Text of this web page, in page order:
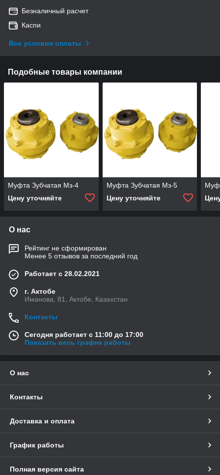
Безналичный расчет
Каспи
Все условия оплаты
Подобные товары компании
Муфта Зубчатая Мз-4
Цену уточняйте
Муфта Зубчатая Мз-5
Цену уточняйте
О нас
Рейтинг не сформирован
Менее 5 отзывов за последний год
Работает с 28.02.2021
г. Актобе
Иманова, 81, Актобе, Казахстан
Контакты
Сегодня работает с 11:00 до 17:00
Показать весь график работы
О нас
Контакты
Доставка и оплата
График работы
Полная версия сайта